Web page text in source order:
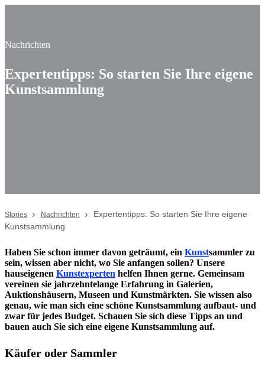
Nachrichten
Expertentipps: So starten Sie Ihre eigene
Kunstsammlung
Stories Nachrichten
Expertentipps: So starten Sie Ihre eigene
Kunstsammlung
Haben Sie schon immer davon geträumt, ein Kunstsammler zu
sein, wissen aber nicht, wo Sie anfangen sollen? Unsere
hauseigenen Kunstexperten helfen Ihnen gerne. Gemeinsam
vereinen sie jahrzehntelange Erfahrung in Galerien,
Auktionshäusern, Museen und Kunstmärkten. Sie wissen also
genau, wie man sich eine schöne Kunstsammlung aufbaut- und
zwar für jedes Budget. Schauen Sie sich diese Tipps an und
bauen auch Sie sich eine eigene Kunstsammlung auf.
Käufer oder Sammler